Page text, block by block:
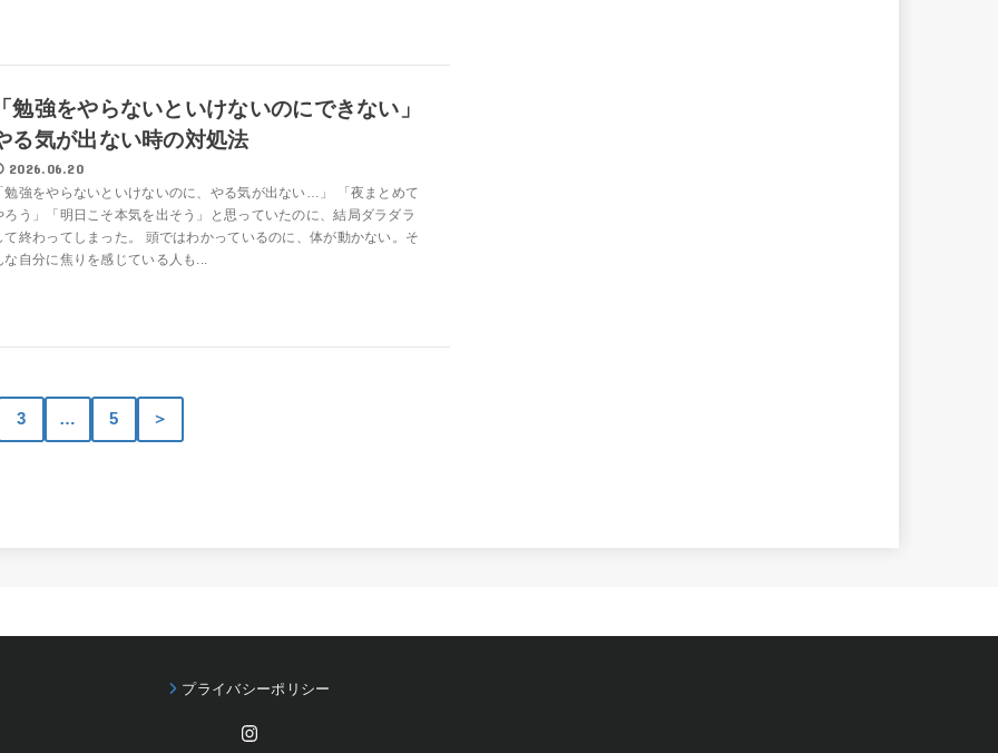
勉強をやらないといけないのにできない」
る気が出ない時の対処法
2026.06.20
勉強をやらないといけないのに、やる気が出ない…」 「夜まとめて
ろう」「明日こそ本気を出そう」と思っていたのに、結局ダラダラ
て終わってしまった。 頭ではわかっているのに、体が動かない。そ
な自分に焦りを感じている人も...
3 … 5 ＞
プライバシーポリシー